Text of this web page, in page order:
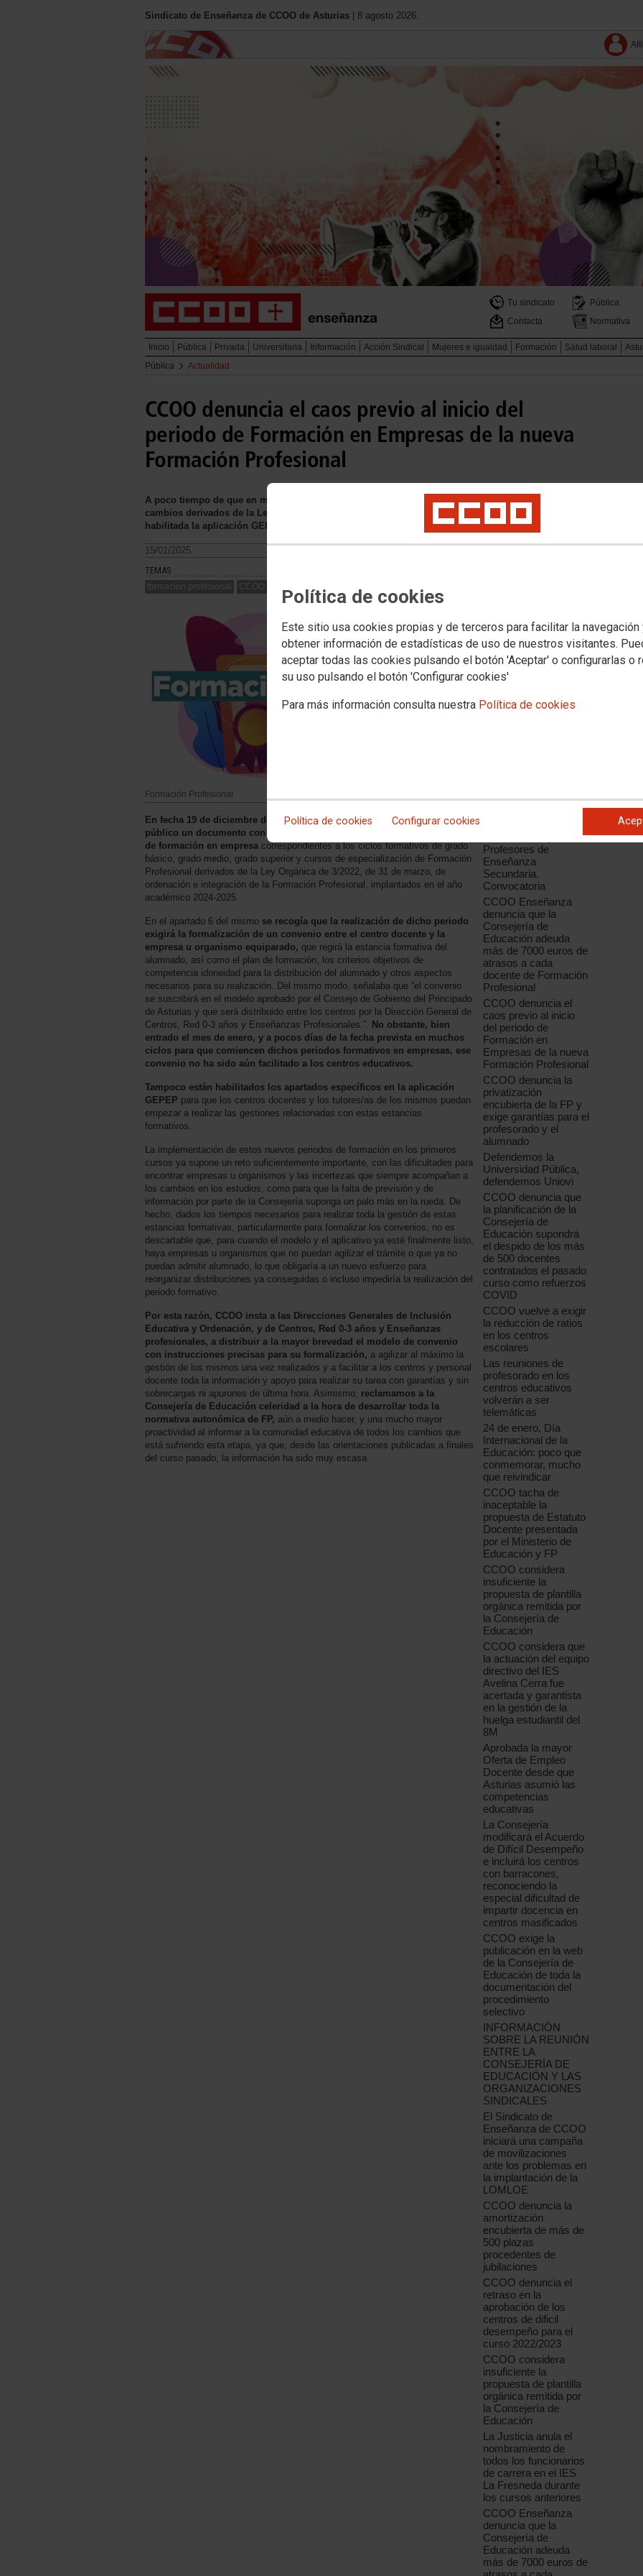
Política de cookies
Este sitio usa cookies propias y de terceros para facilitar la navegación
obtener información de estadísticas de uso de nuestros visitantes.
aceptar todas las cookies pulsando el botón 'Aceptar' o configurarlas o
su uso pulsando el botón 'Configurar cookies'
Para más información consulta nuestra Política de cookies
Política de cookies Configurar cookies
Sindicato de Enseñanza de CCOO de Asturias | 8 agosto 2026.
Tu sindicato Pública
Contacta
Normativa
Inicio Pública Privada Universitaria Información Acción Sindical Mujeres e igualdad Formación Salud laboral
Pública
Actualidad
CCOO denuncia el caos previo al inicio del
periodo de Formación en Empresas de la nueva
Formación Profesional
A poco tiempo de que en muchos ciclos comience el periodo de formación en empresas, con los
cambios derivados de la Ley Orgánica 3/2022, no se han podido formalizar los convenios ni está
habilitada la aplicación GEPEP.
15/01/2025.
TEMAS
formación profesional CCOO INFORMA
Formación Profesional
En fecha 19 de diciembre de 2024, la Consejería de Educación hizo
público un documento con orientaciones para el desarrollo del período
de formación en empresa correspondientes a los ciclos formativos de grado
básico, grado medio, grado superior y cursos de especialización de Formación
Profesional derivados de la Ley Orgánica de 3/2022, de 31 de marzo, de
ordenación e integración de la Formación Profesional, implantados en el año
académico 2024-2025.
En el apartado 6 del mismo se recogía que la realización de dicho periodo
exigirá la formalización de un convenio entre el centro docente y la
empresa u organismo equiparado, que regirá la estancia formativa del
alumnado, así como el plan de formación, los criterios objetivos de
competencia idoneidad para la distribución del alumnado y otros aspectos
necesarios para su realización. Del mismo modo, señalaba que “el convenio
se suscribirá en el modelo aprobado por el Consejo de Gobierno del Principado
de Asturias y que será distribuido entre los centros por la Dirección General de
Centros, Red 0-3 años y Enseñanzas Profesionales.”. No obstante, bien
entrado el mes de enero, y a pocos días de la fecha prevista en muchos
ciclos para que comiencen dichos periodos formativos en empresas, ese
convenio no ha sido aún facilitado a los centros educativos.
Tampoco están habilitados los apartados específicos en la aplicación
GEPEP para que los centros docentes y los tutores/as de los mismos puedan
empezar a realizar las gestiones relacionadas con estas estancias
formativos.
La implementación de estos nuevos periodos de formación en los primeros
cursos ya supone un reto suficientemente importante, con las dificultades para
encontrar empresas u organismos y las incertezas que siempre acompañan a
los cambios en los estudios, como para que la falta de previsión y de
información por parte de la Consejería suponga un palo más en la rueda. De
hecho, dados los tiempos necesarios para realizar toda la gestión de estas
estancias formativas, particularmente para formalizar los convenios, no es
descartable que, para cuando el modelo y el aplicativo ya esté finalmente listo,
haya empresas u organismos que no puedan agilizar el trámite o que ya no
puedan admitir alumnado, lo que obligaría a un nuevo esfuerzo para
reorganizar distribuciones ya conseguidas o incluso impediría la realización del
periodo formativo.
Por esta razón, CCOO insta a las Direcciones Generales de Inclusión
Educativa y Ordenación, y de Centros, Red 0-3 años y Enseñanzas
profesionales, a distribuir a la mayor brevedad el modelo de convenio
con instrucciones precisas para su formalización, a agilizar al máximo la
gestión de los mismos una vez realizados y a facilitar a los centros y personal
docente toda la información y apoyo para realizar su tarea con garantías y sin
sobrecargas ni apurones de última hora. Asimismo, reclamamos a la
Consejería de Educación celeridad a la hora de desarrollar toda la
normativa autonómica de FP, aún a medio hacer, y una mucho mayor
proactividad al informar a la comunidad educativa de todos los cambios que
está sufriendo esta etapa, ya que, desde las orientaciones publicadas a finales
del curso pasado, la información ha sido muy escasa.
Integración del
Profesores de
Enseñanza
Secundaria.
Convocatoria
CCOO Enseñanza
denuncia que la
Consejería de
Educación adeuda
más de 7000 euros de
atrasos a cada
docente de Formación
Profesional
CCOO denuncia el
caos previo al inicio
del periodo de
Formación en
Empresas de la nueva
Formación Profesional
CCOO denuncia la
privatización
encubierta de la FP y
exige garantías para el
profesorado y el
alumnado
Defendemos la
Universidad Pública,
defendemos Uniovi
CCOO denuncia que
la planificación de la
Consejería de
Educación supondrá
el despido de los más
de 500 docentes
contratados el pasado
curso como refuerzos
COVID
CCOO vuelve a exigir
la reducción de ratios
en los centros
escolares
Las reuniones de
profesorado en los
centros educativos
volverán a ser
telemáticas
24 de enero, Día
Internacional de la
Educación: poco que
conmemorar, mucho
que reivindicar
CCOO tacha de
inaceptable la
propuesta de Estatuto
Docente presentada
por el Ministerio de
Educación y FP
CCOO considera
insuficiente la
propuesta de plantilla
orgánica remitida por
la Consejería de
Educación
CCOO considera que
la actuación del equipo
directivo del IES
Avelina Cerra fue
acertada y garantista
en la gestión de la
huelga estudiantil del
8M
Aprobada la mayor
Oferta de Empleo
Docente desde que
Asturias asumió las
competencias
educativas
La Consejería
modificará el Acuerdo
de Difícil Desempeño
e incluirá los centros
con barracones,
reconociendo la
especial dificultad de
impartir docencia en
centros masificados
CCOO exige la
publicación en la web
de la Consejería de
Educación de toda la
documentación del
procedimiento
selectivo
INFORMACIÓN
SOBRE LA REUNIÓN
ENTRE LA
CONSEJERÍA DE
EDUCACIÓN Y LAS
ORGANIZACIONES
SINDICALES
El Sindicato de
Enseñanza de CCOO
iniciará una campaña
de movilizaciones
ante los problemas en
la implantación de la
LOMLOE
CCOO denuncia la
amortización
encubierta de más de
500 plazas
procedentes de
jubilaciones
CCOO denuncia el
retraso en la
aprobación de los
centros de dificil
desempeño para el
curso 2022/2023
CCOO considera
insuficiente la
propuesta de plantilla
orgánica remitida por
la Consejería de
Educación
La Justicia anula el
nombramiento de
todos los funcionarios
de carrera en el IES
La Fresneda durante
los cursos anteriores
CCOO Enseñanza
denuncia que la
Consejería de
Educación adeuda
más de 7000 euros de